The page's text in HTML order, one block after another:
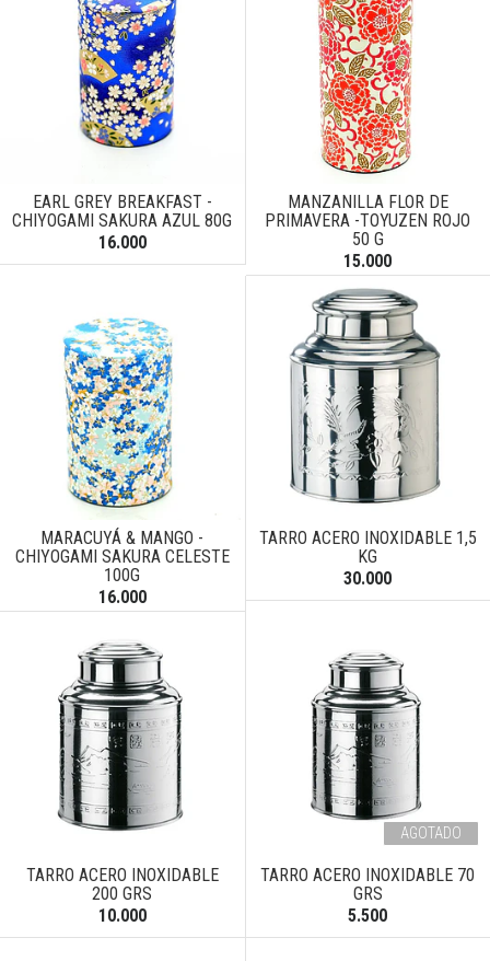
EARL GREY BREAKFAST -
CHIYOGAMI SAKURA AZUL 80G
16.000
MANZANILLA FLOR DE
PRIMAVERA -TOYUZEN ROJO
50 G
15.000
MARACUYÁ & MANGO -
CHIYOGAMI SAKURA CELESTE
100G
16.000
TARRO ACERO INOXIDABLE 1,5
KG
30.000
TARRO ACERO INOXIDABLE
200 GRS
10.000
AGOTADO
TARRO ACERO INOXIDABLE 70
GRS
5.500